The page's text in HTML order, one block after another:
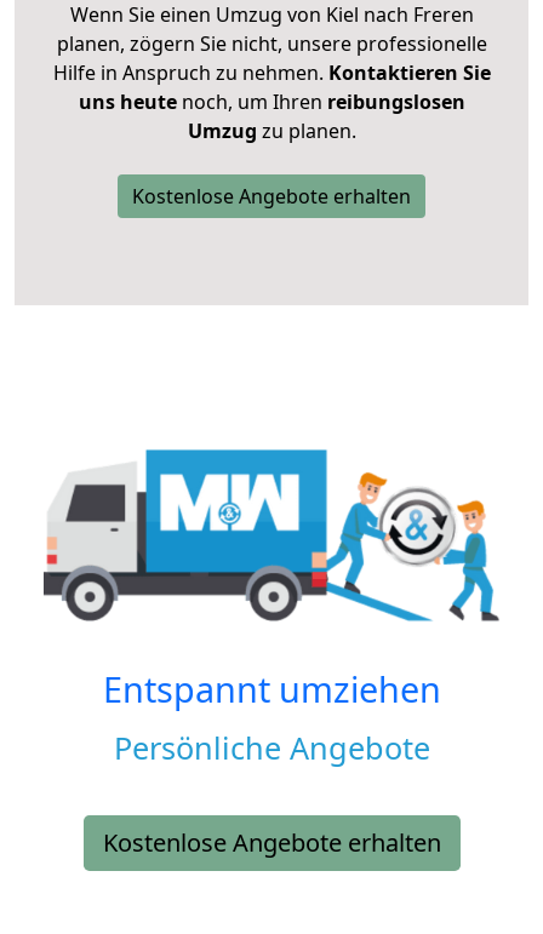
Wenn Sie einen Umzug von Kiel nach Freren
planen, zögern Sie nicht, unsere professionelle
Hilfe in Anspruch zu nehmen. Kontaktieren Sie
uns heutenoch, um Ihren reibungslosen
Umzug zu planen.
Kostenlose Angebote erhalten
Entspannt umziehen
Persönliche Angebote
Kostenlose Angebote erhalten